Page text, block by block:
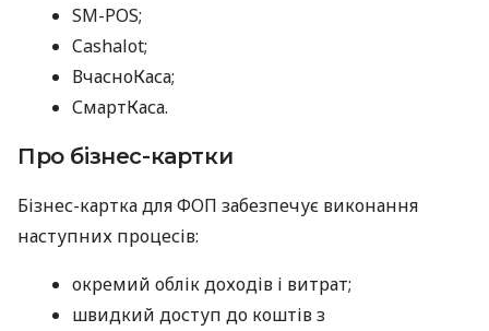
SM-POS;
Cashalot;
ВчасноКаса;
СмартКаса.
Про бізнес-картки
Бізнес-картка для ФОП забезпечує виконання
наступних процесів:
окремий облік доходів і витрат;
швидкий доступ до коштів з